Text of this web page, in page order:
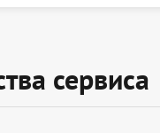
сервиса